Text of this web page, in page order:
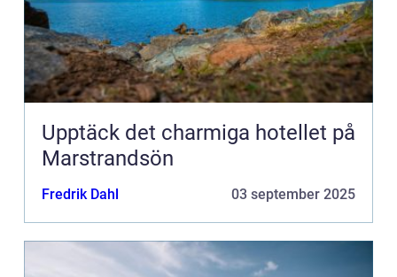
Upptäck det charmiga hotellet på
Marstrandsön
Fredrik Dahl 03 september 2025